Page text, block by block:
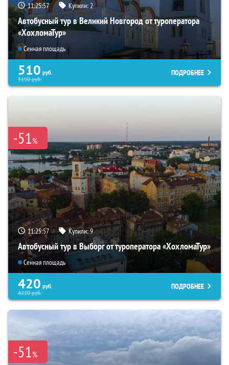
11:25:55 Купили:2
Автобусный тур в Великий Новгород от туроператора
«ХохломаТур»
Сенная площадь
510 руб.
5190руб.
ПОДРОБНЕЕ
-51%
11:25:55 Купили:9
Автобусный тур в Выборг от туроператора «ХохломаТур»
Сенная площадь
420 руб.
4230руб.
ПОДРОБНЕЕ
-51%